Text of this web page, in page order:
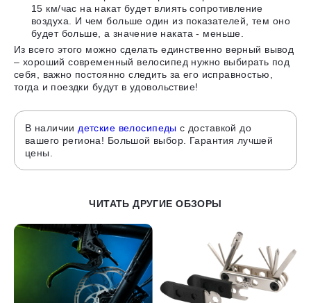
15 км/час на накат будет влиять сопротивление
воздуха. И чем больше один из показателей, тем оно
будет больше, а значение наката - меньше.
Из всего этого можно сделать единственно верный вывод
– хороший современный велосипед нужно выбирать под
себя, важно постоянно следить за его исправностью,
тогда и поездки будут в удовольствие!
В наличии детские велосипеды с доставкой до
вашего региона! Большой выбор. Гарантия лучшей
цены.
ЧИТАТЬ ДРУГИЕ ОБЗОРЫ